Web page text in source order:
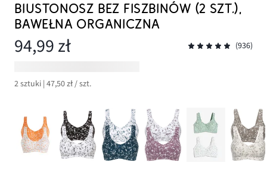
BIUSTONOSZ BEZ FISZBINÓW (2 SZT.),
BAWEŁNA ORGANICZNA
94,99 zł (936)
2 sztuki | 47,50 zł / szt.